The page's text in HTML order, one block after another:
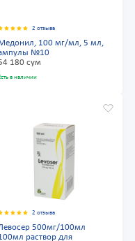
2 отзыва
Медонил, 100 мг/мл, 5 мл,
№10
180 сум
в наличии
2 отзыва
500мг/100мл
раствор для